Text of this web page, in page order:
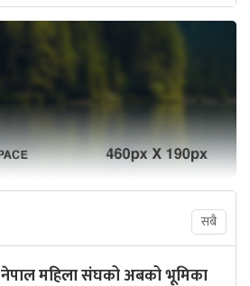
सबै
नेपाल महिला संघको अबको भूमिका